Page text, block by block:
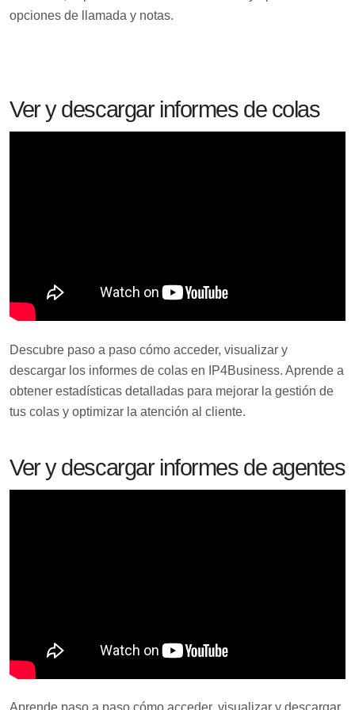
opciones de llamada y notas.
Ver y descargar informes de colas
Descubre paso a paso cómo acceder, visualizar y
descargar los informes de colas en IP4Business. Aprende a
obtener estadísticas detalladas para mejorar la gestión de
tus colas y optimizar la atención al cliente.
Ver y descargar informes de agentes
Aprende paso a paso cómo acceder, visualizar y descargar